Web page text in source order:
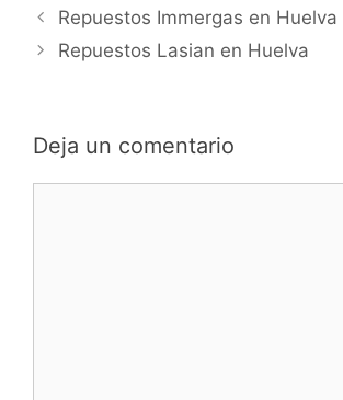
Navegación
de
entradas
Repuestos Immergas en Huelva
Repuestos Lasian en Huelva
Deja un comentario